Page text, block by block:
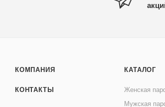
КОМПАНИЯ
КОНТАКТЫ
КАТАЛОГ
Женская
Мужская